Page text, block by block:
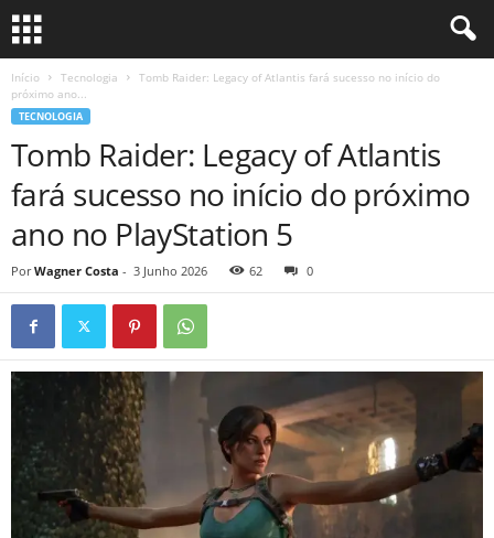
Início Tecnologia
Tomb Raider: Legacy of Atlantis fará sucesso no início do
próximo ano...
TECNOLOGIA
Tomb Raider: Legacy of Atlantis
fará sucesso no início do próximo
ano no PlayStation 5
Por Wagner Costa - 3 Junho 2026 62 0